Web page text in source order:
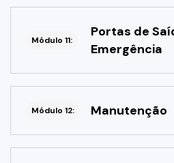
Módulo 11:
Portas de
Emergência
Módulo 12: Manutenção